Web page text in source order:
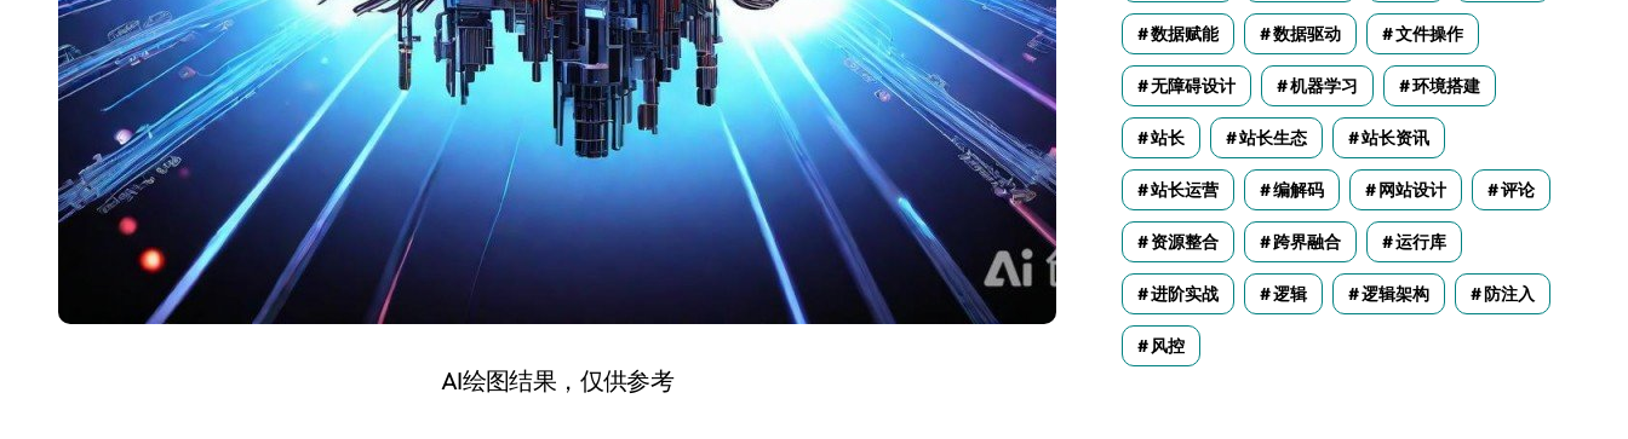
AI绘图结果，仅供参考
数据赋能 数据驱动 文件操作
无障碍设计 机器学习 环境搭建
站长 站长生态 站长资讯
站长运营 编解码 网站设计 评论
资源整合 跨界融合 运行库
进阶实战 逻辑 逻辑架构 防注入
风控